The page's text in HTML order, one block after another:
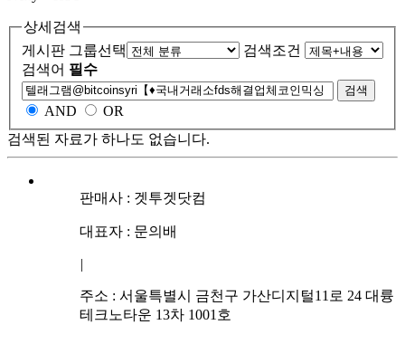
상세검색
게시판 그룹선택
검색조건
검색어 필수
검색
AND
OR
검색된 자료가 하나도 없습니다.
판매사 : 겟투겟닷컴
대표자 : 문의배
|
주소 : 서울특별시 금천구 가산디지털11로 24 대륭
테크노타운 13차 1001호